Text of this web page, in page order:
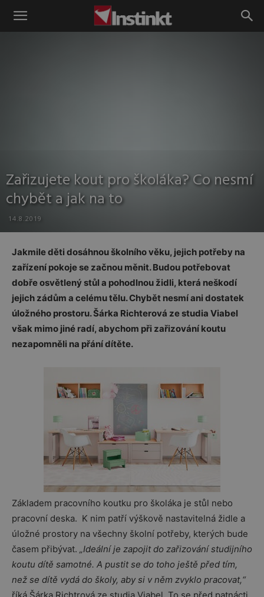
Instinkt
Zařizujete kout pro školáka? Co nesmí
chybět a jak na to
14.8.2019
Jakmile děti dosáhnou školního věku, jejich potřeby na
zařízení pokoje se začnou měnit. Budou potřebovat
dobře osvětlený stůl a pohodlnou židli, která neškodí
jejich zádům a celému tělu. Chybět nesmí ani dostatek
úložného prostoru. Šárka Richterová ze studia Viabel
však mimo jiné radí, abychom při zařizování koutu
nezapomněli na přání dítěte.
Základem pracovního koutku pro školáka je stůl nebo
pracovní deska. K nim patří výškově nastavitelná židle a
úložné prostory na všechny školní potřeby, kterých bude
časem přibývat. „Ideální je zapojit do zařizování studijního
koutu dítě samotné. A pustit se do toho ještě před tím,
než se dítě vydá do školy, aby si v něm zvyklo pracovat,“